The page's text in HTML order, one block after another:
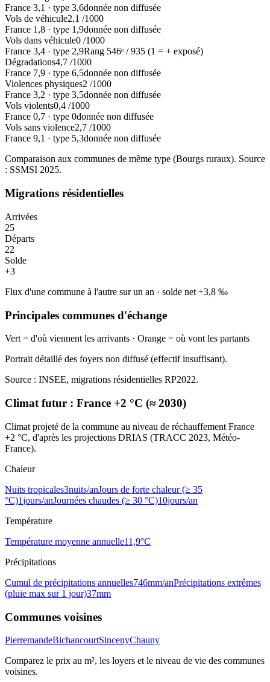
France 3,1 · type 3,6donnée non diffusée
Vols de véhicule2,1 /1000
France 1,8 · type 1,9donnée non diffusée
Vols dans véhicule0 /1000
France 3,4 · type 2,9Rang 546ᵉ /935 (1 = + exposé)
Dégradations4,7 /1000
France 7,9 · type 6,5donnée non diffusée
Violences physiques2 /1000
France 3,2 · type 3,5donnée non diffusée
Vols violents0,4 /1000
France 0,7 · type 0donnée non diffusée
Vols sans violence2,7 /1000
France 9,1 · type 5,3donnée non diffusée
Comparaison aux communes de même type (Bourgs ruraux). Source
: SSMSI 2025.
Migrations résidentielles
Arrivées
25
Départs
22
Solde
+3
Flux d'une commune à l'autre sur un an · solde net +3,8 ‰
Principales communes d'échange
Vert = d'où viennent les arrivants · Orange = où vont les partants
Portrait détaillé des foyers non diffusé (effectif insuffisant).
Source : INSEE, migrations résidentielles RP2022.
Climat futur : France +2 °C (≈ 2030)
Climat projeté de la commune au niveau de réchauffement France
+2 °C, d'après les projections DRIAS (TRACC 2023, Météo-
France).
Chaleur
Nuits tropicales3nuits/anJours de forte chaleur (≥ 35
°C)1jours/anJournées chaudes (≥ 30 °C)10jours/an
Température
Température moyenne annuelle11,9°C
Précipitations
Cumul de précipitations annuelles746mm/anPrécipitations extrêmes
(pluie max sur 1 jour)37mm
Communes voisines
PierremandeBichancourtSincenyChauny
Comparez le prix au m², les loyers et le niveau de vie des communes
voisines.